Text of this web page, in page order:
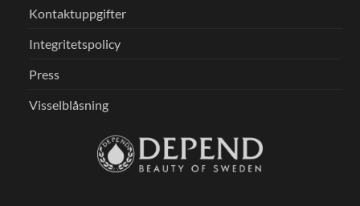
Kontaktuppgifter
Integritetspolicy
Press
Visselblåsning